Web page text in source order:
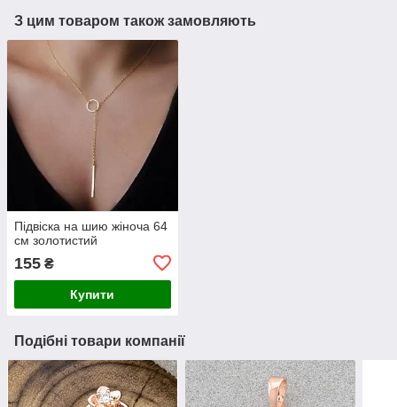
З цим товаром також замовляють
Підвіска на шию жіноча 64
см золотистий
155 ₴
Купити
Подібні товари компанії